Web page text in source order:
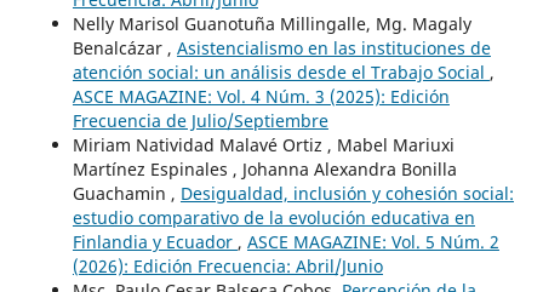
Nelly Marisol Guanotuña Millingalle, Mg. Magaly
Benalcázar , Asistencialismo en las instituciones de
atención social: un análisis desde el Trabajo Social ,
ASCE MAGAZINE: Vol. 4 Núm. 3 (2025): Edición
Frecuencia de Julio/Septiembre
Miriam Natividad Malavé Ortiz , Mabel Mariuxi
Martínez Espinales , Johanna Alexandra Bonilla
Guachamin , Desigualdad, inclusión y cohesión social:
estudio comparativo de la evolución educativa en
Finlandia y Ecuador , ASCE MAGAZINE: Vol. 5 Núm. 2
(2026): Edición Frecuencia: Abril/Junio